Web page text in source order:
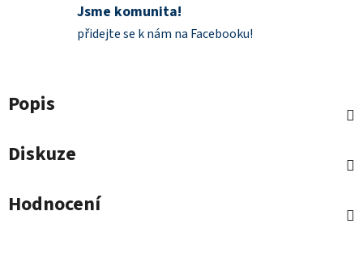
Jsme komunita!
přidejte se k nám na Facebooku!
Popis
Diskuze
Hodnocení